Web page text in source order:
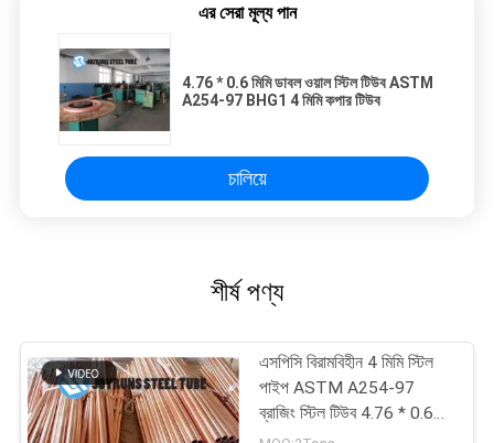
এর সেরা মূল্য পান
4.76 * 0.6 মিমি ডাবল ওয়াল স্টিল টিউব ASTM
A254-97 BHG1 4 মিমি কপার টিউব
চালিয়ে
শীর্ষ পণ্য
এসপিসি বিরামবিহীন 4 মিমি স্টিল
পাইপ ASTM A254-97
ব্রাজিং স্টিল টিউব 4.76 * 0.65
মিমি